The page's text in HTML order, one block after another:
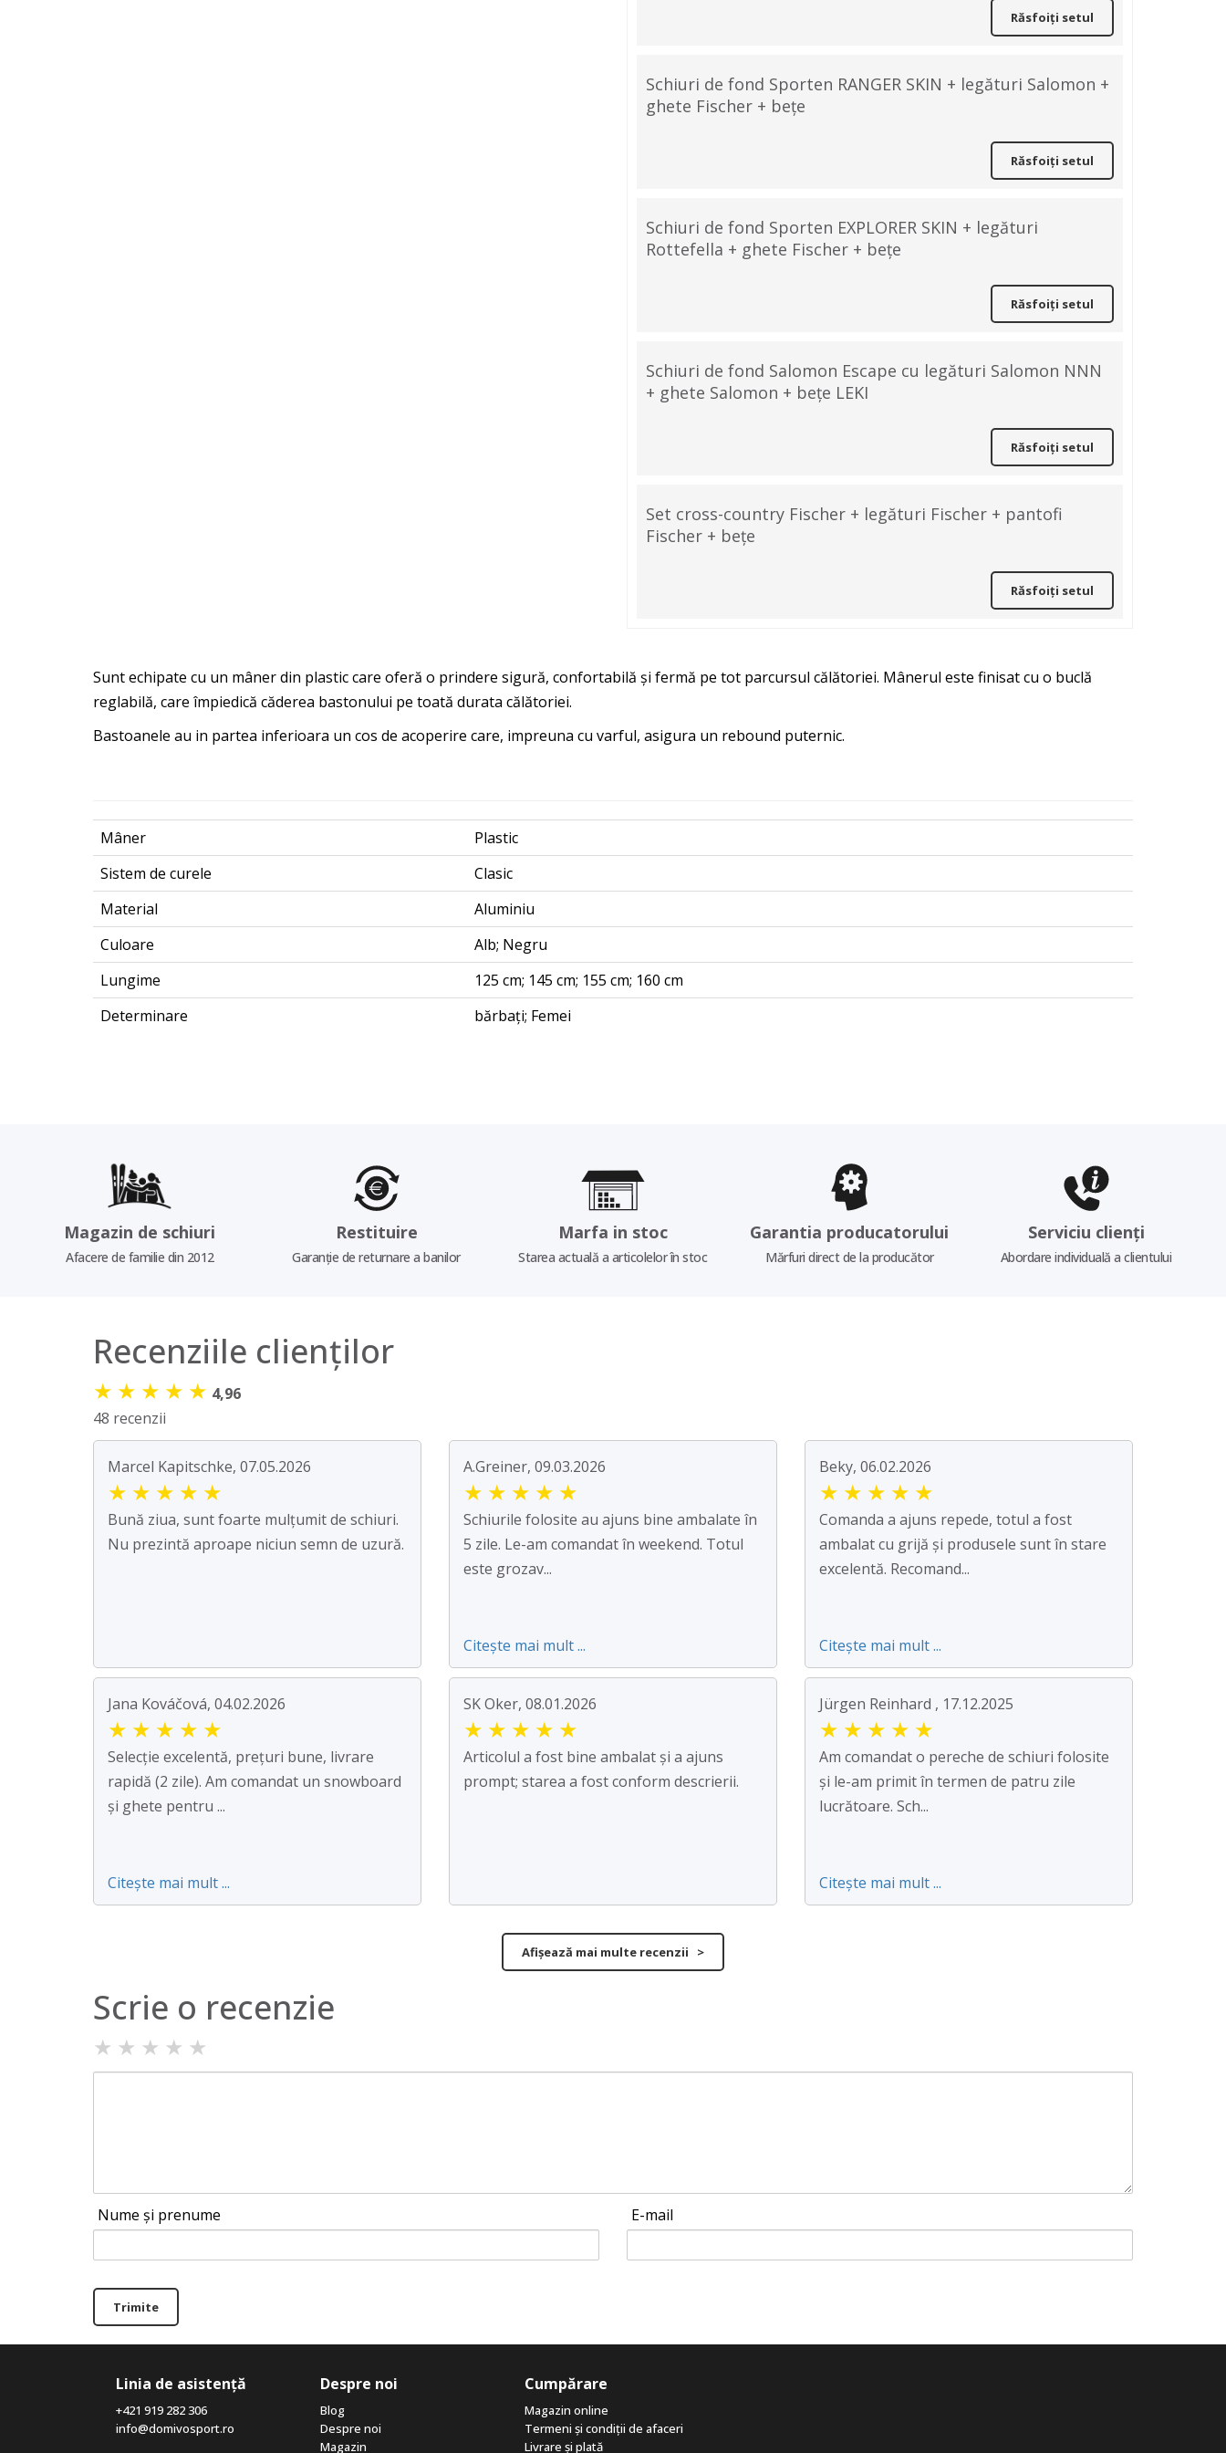
Răsfoiți setul
Schiuri de fond Sporten RANGER SKIN + legături Salomon +
ghete Fischer + bețe
Răsfoiți setul
Schiuri de fond Sporten EXPLORER SKIN + legături
Rottefella + ghete Fischer + bețe
Răsfoiți setul
Schiuri de fond Salomon Escape cu legături Salomon NNN
+ ghete Salomon + bețe LEKI
Răsfoiți setul
Set cross-country Fischer + legături Fischer + pantofi
Fischer + bețe
Răsfoiți setul
Sunt echipate cu un mâner din plastic care oferă o prindere sigură, confortabilă și fermă pe tot parcursul călătoriei. Mânerul este finisat cu o buclă
reglabilă, care împiedică căderea bastonului pe toată durata călătoriei.
Bastoanele au in partea inferioara un cos de acoperire care, impreuna cu varful, asigura un rebound puternic.
Mâner
Plastic
Sistem de curele
Clasic
Material
Aluminiu
Culoare
Alb; Negru
Lungime
125 cm; 145 cm; 155 cm; 160 cm
Determinare
bărbați; Femei
Magazin de schiuri
Afacere de familie din 2012
Restituire
Garanție de returnare a banilor
Marfa in stoc
Starea actuală a articolelor în stoc
Garantia producatorului
Mărfuri direct de la producător
Serviciu clienți
Abordare individuală a clientului
Recenziile clienților
★ ★ ★ ★ ★ 4,96
48 recenzii
Marcel Kapitschke, 07.05.2026
★ ★ ★ ★ ★
Bună ziua, sunt foarte mulțumit de schiuri.
Nu prezintă aproape niciun semn de uzură.
A.Greiner, 09.03.2026
★ ★ ★ ★ ★
Schiurile folosite au ajuns bine ambalate în
5 zile. Le-am comandat în weekend. Totul
este grozav...
Citește mai mult ...
Beky, 06.02.2026
★ ★ ★ ★ ★
Comanda a ajuns repede, totul a fost
ambalat cu grijă și produsele sunt în stare
excelentă. Recomand...
Citește mai mult ...
Jana Kováčová, 04.02.2026
★ ★ ★ ★ ★
Selecție excelentă, prețuri bune, livrare
rapidă (2 zile). Am comandat un snowboard
și ghete pentru ...
Citește mai mult ...
SK Oker, 08.01.2026
★ ★ ★ ★ ★
Articolul a fost bine ambalat și a ajuns
prompt; starea a fost conform descrierii.
Jürgen Reinhard , 17.12.2025
★ ★ ★ ★ ★
Am comandat o pereche de schiuri folosite
și le-am primit în termen de patru zile
lucrătoare. Sch...
Citește mai mult ...
Afișează mai multe recenzii >
Scrie o recenzie
★ ★ ★ ★ ★
Nume și prenume E-mail
Trimite
Linia de asistență
+421 919 282 306
info@domivosport.ro
Despre noi
Blog
Despre noi
Magazin
Cumpărare
Magazin online
Termeni și condiții de afaceri
Livrare și plată